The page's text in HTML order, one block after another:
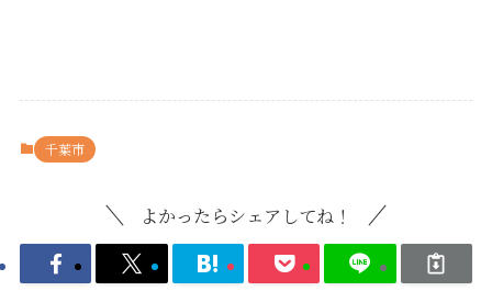
千葉市
よかったらシェアしてね！